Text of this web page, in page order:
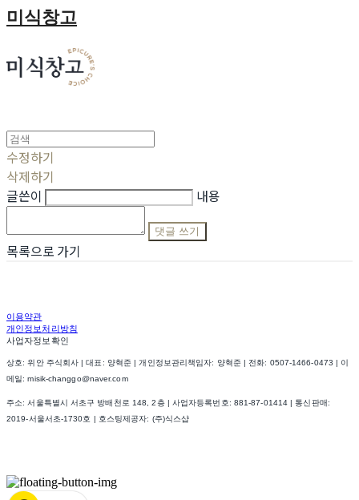
미식창고
수정하기
삭제하기
글쓴이
내용
댓글 쓰기
목록으로 가기
이용약관
개인정보처리방침
사업자정보확인
상호: 위안 주식회사 | 대표: 양혁준 | 개인정보관리책임자: 양혁준 | 전화: 0507-1466-0473 | 이
메일: misik-changgo@naver.com
주소: 서울특별시 서초구 방배천로 148, 2층 | 사업자등록번호: 881-87-01414 | 통신판매:
2019-서울서초-1730호
| 호스팅제공자: (주)식스샵